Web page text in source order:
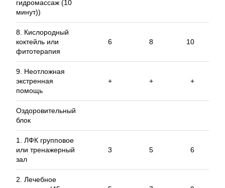
гидромассаж (10
минут))
8. Кислородный
коктейль или
фитотерапия
6 8 10
9. Неотложная
экстренная
помощь
+ + +
Оздоровительный
блок
1. ЛФК групповое
или тренажерный
зал
3 5 6
2. Лечебное